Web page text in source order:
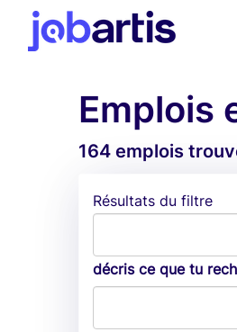
Emplois
164 emplois
Résultats du filtre
décris ce que tu